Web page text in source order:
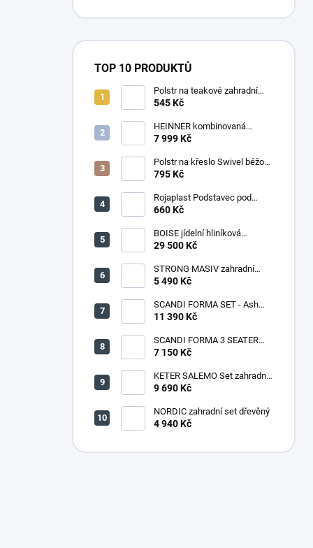
TOP 10 PRODUKTŮ
Polstr na teakové zahradní
křeslo vysoké - látka motiv
545 Kč
HEINNER kombinovaná
chladnička HF-
7 999 Kč
Polstr na křeslo Swivel béžový
melír
795 Kč
Rojaplast Podstavec pod
slunečník 22kg
660 Kč
BOISE jídelní hliníková
souprava CAPPUCCINO
29 500 Kč
STRONG MASIV zahradní
lavice dřevěná - 180 cm
5 490 Kč
SCANDI FORMA SET - Ash
grey/Storm grey
11 390 Kč
SCANDI FORMA 3 SEATER
SOFA - Ash grey/Storm grey
7 150 Kč
KETER SALEMO Set zahradní,
grafit/šedá 17206003
9 690 Kč
NORDIC zahradní set dřevěný
4 940 Kč